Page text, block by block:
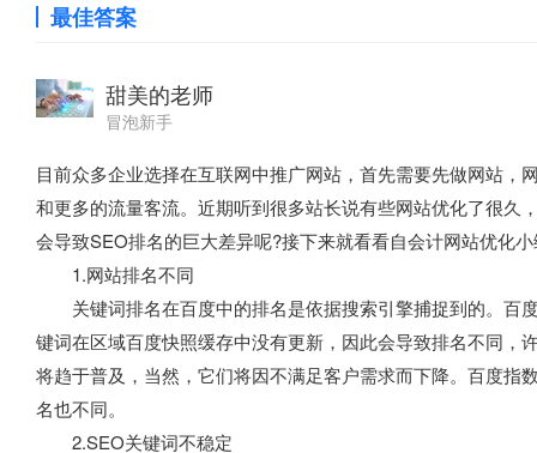
最佳答案
甜美的老师
冒泡新手
目前众多企业选择在互联网中推广网站，首先需要先做网站
和更多的流量客流。近期听到很多站长说有些网站优化了很
会导致SEO排名的巨大差异呢?接下来就看看自会计网站优化
1.网站排名不同
关键词排名在百度中的排名是依据搜索引擎捕捉到的。百
键词在区域百度快照缓存中没有更新，因此会导致排名不同
将趋于普及，当然，它们将因不满足客户需求而下降。百度
名也不同。
2.SEO关键词不稳定